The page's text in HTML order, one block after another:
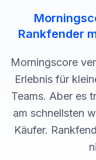
Keyword-
HANDELN
Content
Engine
RAISA
Assistant
Preise
Rankfender
Morningscore
Erlebnis für
Teams. Aber es
am schnellsten
Käufer.